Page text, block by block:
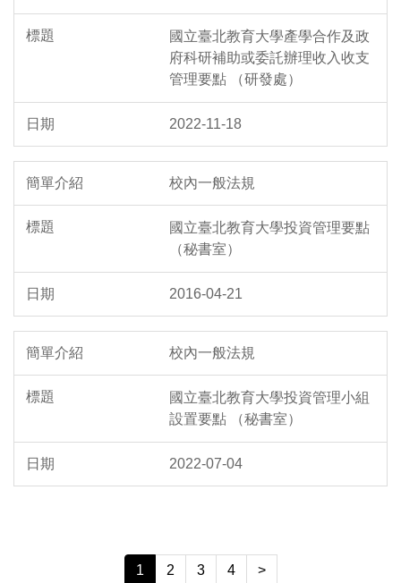
國立臺北教育大學產學合作及政
府科研補助或委託辦理收入收支
管理要點 （研發處）
2022-11-18
校內一般法規
國立臺北教育大學投資管理要點
（秘書室）
2016-04-21
校內一般法規
國立臺北教育大學投資管理小組
設置要點 （秘書室）
2022-07-04
1 2 3 4 >